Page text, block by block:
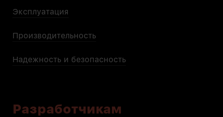
Эксплуатация
Производительность
Надежность и безопасность
Разработчикам